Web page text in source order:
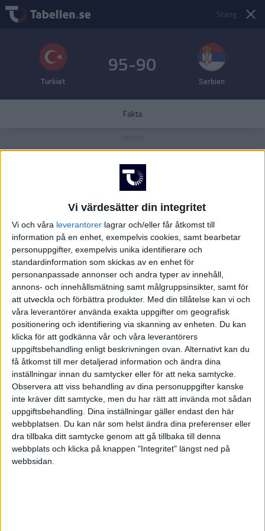
Vi värdesätter din integritet
Vi och våra leverantorer lagrar och/eller får åtkomst till
information på en enhet, exempelvis cookies, samt bearbetar
personuppgifter, exempelvis unika identifierare och
standardinformation som skickas av en enhet för
personanpassade annonser och andra typer av innehåll,
annons- och innehållsmätning samt målgruppsinsikter, samt för
att utveckla och förbättra produkter. Med din tillåtelse kan vi och
våra leverantörer använda exakta uppgifter om geografisk
positionering och identifiering via skanning av enheten. Du kan
klicka för att godkänna vår och våra leverantörers
uppgiftsbehandling enligt beskrivningen ovan. Alternativt kan du
få åtkomst till mer detaljerad information och ändra dina
inställningar innan du samtycker eller för att neka samtycke.
Observera att viss behandling av dina personuppgifter kanske
inte kräver ditt samtycke, men du har rätt att invända mot sådan
uppgiftsbehandling. Dina inställningar gäller endast den här
webbplatsen. Du kan när som helst ändra dina preferenser eller
dra tillbaka ditt samtycke genom att gå tillbaka till denna
webbplats och klicka på knappen "Integritet" längst ned på
webbsidan.
Stäng
Turkiet
95-90
Serbien
Fakta
FAKTA